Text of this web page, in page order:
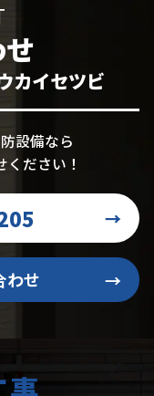
カイセツビ
設備なら
ださい！
→
わせ →